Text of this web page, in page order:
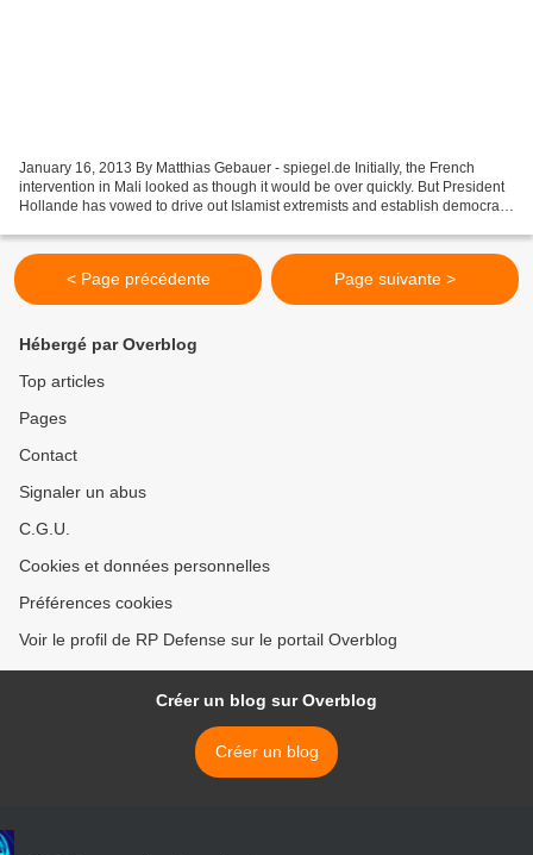
January 16, 2013 By Matthias Gebauer - spiegel.de Initially, the French
intervention in Mali looked as though it would be over quickly. But President
Hollande has vowed to drive out Islamist extremists and establish democracy
< Page précédente Page suivante >
Hébergé par Overblog
Top articles
Pages
Contact
Signaler un abus
C.G.U.
Cookies et données personnelles
Préférences cookies
Voir le profil de RP Defense sur le portail Overblog
Créer un blog sur Overblog
Créer un blog